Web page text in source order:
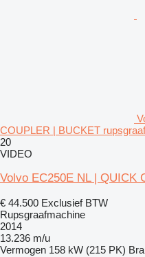
COUPLER | BUCKET
20
VIDEO
Volvo EC250E NL | QUICK
€ 44.500 Exclusief BTW
Rupsgraafmachine
2014
13.236 m/u
Vermogen 158 kW (215 PK)